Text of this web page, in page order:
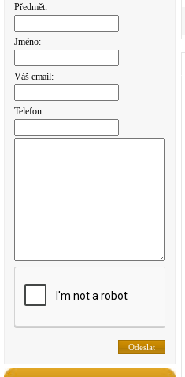
Předmět:
Jméno:
Váš email:
Telefon: